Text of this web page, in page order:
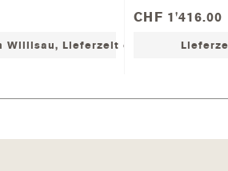
600-3000 U/min
/ Filtergeschwindigkeiten
(bei kleiner Drehzahl-
Lieferzeit ca. 2-7 Werktage
CHF 1'416.00